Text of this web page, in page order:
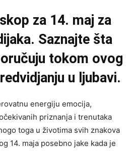
za 14. maj za
Saznajte šta
tokom ovog
u ljubavi.
energiju emocija,
priznanja i trenutaka
toga u životima svih znakova
14. maja posebno jake kada je